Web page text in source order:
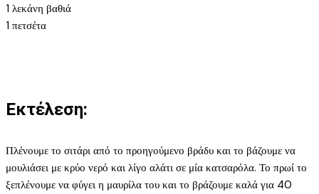
1 λεκάνη βαθιά
1 πετσέτα
Εκτέλεση:
Πλένουμε το σιτάρι από το προηγούμενο βράδυ και το βάζουμε να
μουλιάσει με κρύο νερό και λίγο αλάτι σε μία κατσαρόλα. Το πρωί το
ξεπλένουμε να φύγει η μαυρίλα του και το βράζουμε καλά για 40